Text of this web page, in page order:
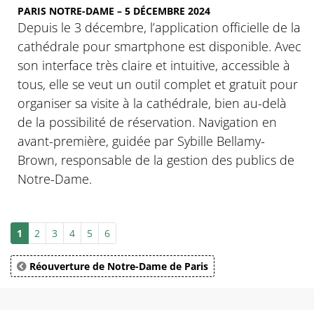
PARIS NOTRE-DAME – 5 DÉCEMBRE 2024
Depuis le 3 décembre, l’application officielle de la
cathédrale pour smartphone est disponible. Avec
son interface très claire et intuitive, accessible à
tous, elle se veut un outil complet et gratuit pour
organiser sa visite à la cathédrale, bien au-delà
de la possibilité de réservation. Navigation en
avant-première, guidée par Sybille Bellamy-
Brown, responsable de la gestion des publics de
Notre-Dame.
1 2 3 4 5 6
Réouverture de Notre-Dame de Paris